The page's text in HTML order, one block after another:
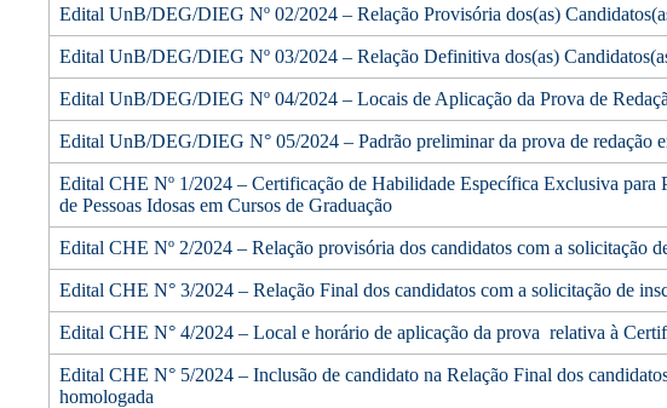
O
N
T
E
Ú
D
O
Edital UnB/DEG/DIEG Nº 02/2024 – Relação Provisória dos(as)
Edital UnB/DEG/DIEG Nº 03/2024 – Relação Definitiva dos(as)
Edital UnB/DEG/DIEG Nº 04/2024 – Locais de Aplicação da Prova de
Edital UnB/DEG/DIEG N° 05/2024 – Padrão preliminar da prova de redação
Edital CHE Nº 1/2024 – Certificação de Habilidade Específica Exclusiva para
de Pessoas Idosas em Cursos de Graduação
Edital CHE Nº 2/2024 – Relação provisória dos candidatos com a solicitação
Edital CHE N° 3/2024 – Relação Final dos candidatos com a solicitação de
Edital CHE N° 4/2024 – Local e horário de aplicação da prova relativa à
Edital CHE N° 5/2024 – Inclusão de candidato na Relação Final dos
homologada